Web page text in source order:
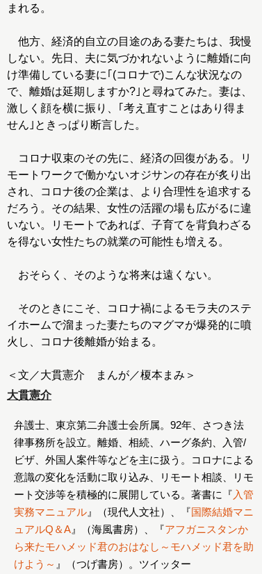
まれる。
他方、経済的自立の目途のある妻たちは、我慢
しない。先日、夫に気づかれないように離婚に向
け準備している妻に｢(コロナで)こんな状況なの
で、離婚は延期しますか?｣と尋ねてみた。妻は、
激しく顔を横に振り、｢考え直すことはあり得ま
せん｣ときっぱり断言した。
コロナ収束のその先に、経済の回復がある。リ
モートワークで働かないオジサンの存在が炙り出
され、コロナ後の企業は、より合理性を追求する
だろう。その結果、女性の活躍の場も広がるに違
いない。リモートであれば、子育てを背負わざる
を得ない女性たちの就業の可能性も増える。
おそらく、そのような将来は遠くない。
そのときにこそ、コロナ禍によるモラ夫のステ
イホームで溜まった妻たちのマグマが爆発的に噴
火し、コロナ後離婚が始まる。
大貫憲介
弁護士、東京第二弁護士会所属。92年、さつき法
律事務所を設立。離婚、相続、ハーグ条約、入管/
ビザ、外国人案件等などを主に扱う。コロナによる
意識の変化を活動に取り込み、リモート相談、リモ
ート交渉等を積極的に展開している。著書に『 入管
実務マニュアル 』（現代人文社）、『国際結婚マニ
ュアルQ＆A 』（海風書房）、『アフガニスタンか
ら来たモハメッド君のおはなし～モハメッド君を助
けよう～ 』（つげ書房）。ツイッター